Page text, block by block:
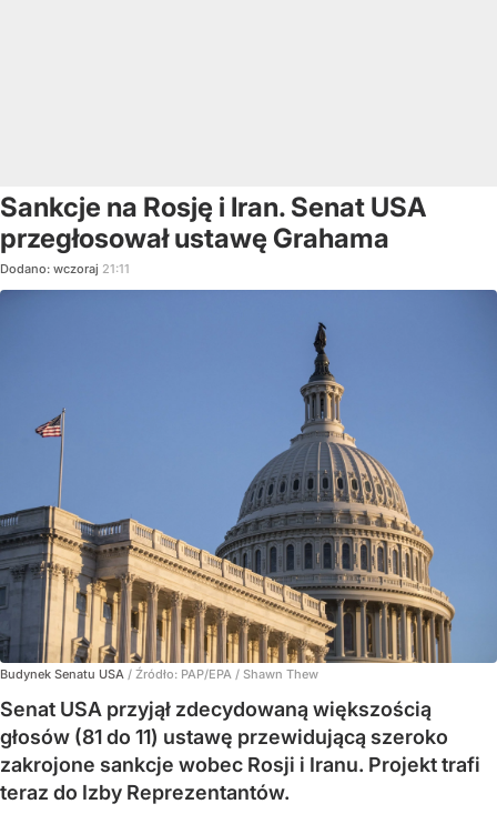
Sankcje na Rosję i Iran. Senat USA
przegłosował ustawę Grahama
Dodano: wczoraj 21:11
Budynek Senatu USA / Źródło: PAP/EPA / Shawn Thew
Senat USA przyjął zdecydowaną większością
głosów (81 do 11) ustawę przewidującą szeroko
zakrojone sankcje wobec Rosji i Iranu. Projekt trafi
teraz do Izby Reprezentantów.